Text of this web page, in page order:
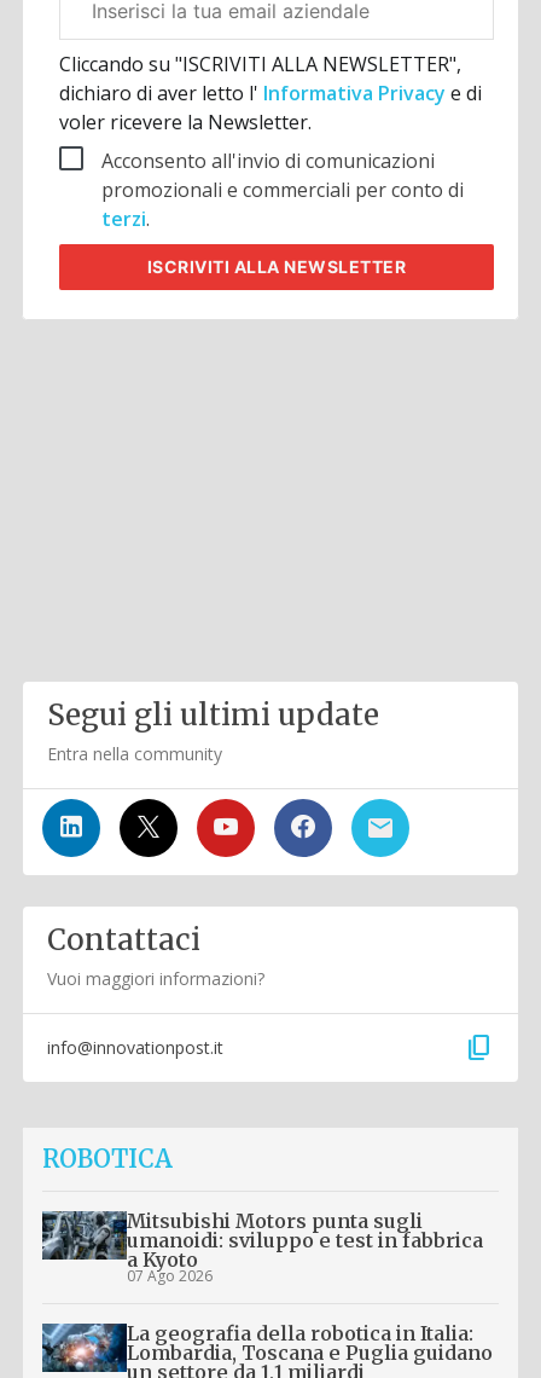
aziendale
Cliccando su "ISCRIVITI ALLA NEWSLETTER",
dichiaro di aver letto l' Informativa Privacye di
voler ricevere la Newsletter.
Acconsento all'invio di comunicazioni
promozionali e commerciali per conto di
terzi.
ISCRIVITI ALLA NEWSLETTER
Segui gli ultimi update
Entra nella community
Contattaci
Vuoi maggiori informazioni?
info@innovationpost.it content_copy
ROBOTICA
Mitsubishi Motors punta sugli
umanoidi: sviluppo e test in fabbrica
a Kyoto
07 Ago 2026
La geografia della robotica in Italia:
Lombardia, Toscana e Puglia guidano
un settore da 1,1 miliardi